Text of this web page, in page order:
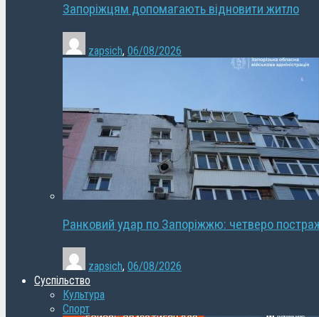
Запоріжцям допомагають відновити житло
zapsich, 06/08/2026
Ранковий удар по Запоріжжю: четверо
zapsich, 06/08/2026
Суспільство
Культура
Спорт